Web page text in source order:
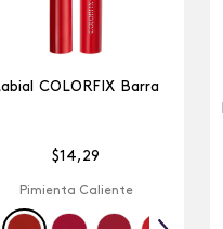
COLORFIX Barra
$14, 29
Pimienta Caliente